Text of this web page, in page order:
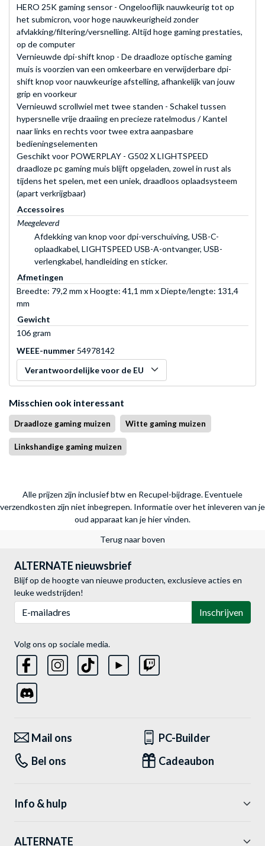
HERO 25K gaming sensor - Ongelooflijk nauwkeurig tot op
het submicron, voor hoge nauwkeurigheid zonder
afvlakking/filtering/versnelling. Altijd hoge gaming prestaties,
op de computer
Vernieuwde dpi-shift knop - De draadloze optische gaming
muis is voorzien van een omkeerbare en verwijderbare dpi-
shift knop voor nauwkeurige afstelling, afhankelijk van jouw
grip en voorkeur
Vernieuwd scrollwiel met twee standen - Schakel tussen
hypersnelle vrije draaiing en precieze ratelmodus / Kantel
naar links en rechts voor twee extra aanpasbare
bedieningselementen
Geschikt voor POWERPLAY - G502 X LIGHTSPEED
draadloze pc gaming muis blijft opgeladen, zowel in rust als
tijdens het spelen, met een uniek, draadloos oplaadsysteem
(apart verkrijgbaar)
Accessoires
Meegeleverd
Afdekking van knop voor dpi-verschuiving, USB-C-
oplaadkabel, LIGHTSPEED USB-A-ontvanger, USB-
verlengkabel, handleiding en sticker.
Afmetingen
Breedte: 79,2 mm x Hoogte: 41,1 mm x Diepte/lengte: 131,4
mm
Gewicht
106 gram
WEEE-nummer 54978142
Verantwoordelijke voor de EU
Misschien ook interessant
Draadloze gaming muizen Witte gaming muizen
Linkshandige gaming muizen
Alle prijzen zijn inclusief btw en Recupel-bijdrage. Eventuele
verzendkosten zijn niet inbegrepen. Informatie over het inleveren van je
oud apparaat kan je hier vinden.
Terug naar boven
ALTERNATE nieuwsbrief
Blijf op de hoogte van nieuwe producten, exclusieve acties en
leuke wedstrijden!
Inschrijven
Volg ons op sociale media.
Mail ons
PC-Builder
Bel ons
Cadeaubon
Info & hulp
ALTERNATE